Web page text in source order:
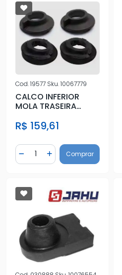
Cod.19577 Sku.10067779
CALCO INFERIOR
MOLA TRASEIRA
R$ 159,61
Diminuir Quantidade
Quantidade
Adicionar Quantidade
Comprar